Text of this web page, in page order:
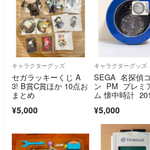
キャラクターグッズ
セガラッキーくじ A
3! B賞C賞ほか 10点お
まとめ
¥5,000
キャラクターグッズ
SEGA 名探偵
ン PM プレミ
ム 懐中時計
¥5,000